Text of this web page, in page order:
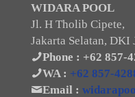
WIDARA POOL
Jl. H Tholib Cipete,
Jakarta Selatan, DKI
Phone : +62 857-
WA : +62 857-
Email :